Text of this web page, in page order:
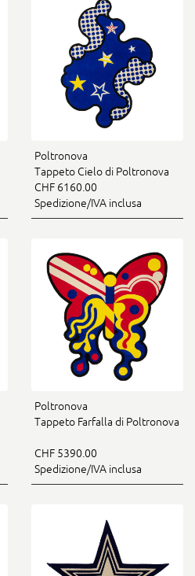
Poltronova
Tappeto Cielo di Poltronova
CHF 6160.00
Spedizione/IVA inclusa
Poltronova
Tappeto Farfalla di Poltronova
CHF 5390.00
Spedizione/IVA inclusa